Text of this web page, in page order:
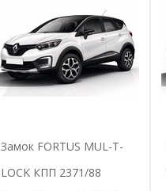
Замок FORTUS MUL-T-
LOCK КПП 2371/88